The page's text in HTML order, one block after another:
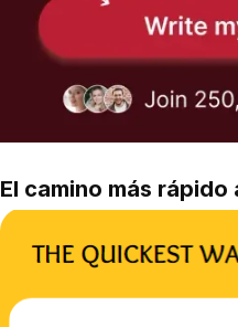
El camino más